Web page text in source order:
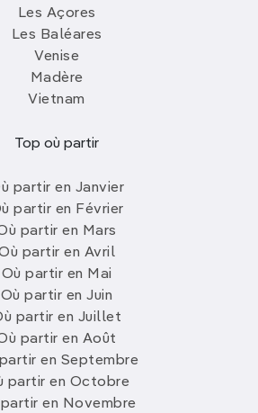
Les Açores
Les Baléares
Venise
Madère
Vietnam
Top où partir
partir en Janvier
partir en Février
partir en Mars
partir en Avril
Où partir en Mai
Où partir en Juin
partir en Juillet
partir en Août
en Septembre
partir en Octobre
en Novembre